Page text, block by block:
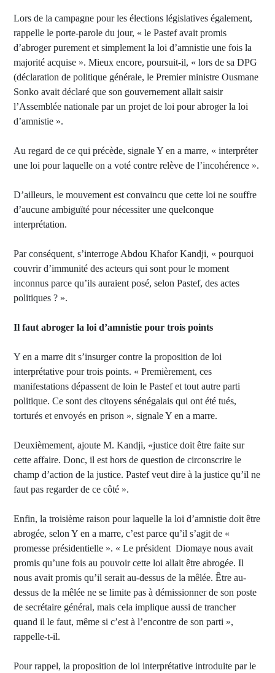
Lors de la campagne pour les élections législatives également,
rappelle le porte-parole du jour, « le Pastef avait promis
d’abroger purement et simplement la loi d’amnistie une fois la
majorité acquise ». Mieux encore, poursuit-il, « lors de sa DPG
(déclaration de politique générale, le Premier ministre Ousmane
Sonko avait déclaré que son gouvernement allait saisir
l’Assemblée nationale par un projet de loi pour abroger la loi
d’amnistie ».
Au regard de ce qui précède, signale Y en a marre, « interpréter
une loi pour laquelle on a voté contre relève de l’incohérence ».
D’ailleurs, le mouvement est convaincu que cette loi ne souffre
d’aucune ambiguïté pour nécessiter une quelconque
interprétation.
Par conséquent, s’interroge Abdou Khafor Kandji, « pourquoi
couvrir d’immunité des acteurs qui sont pour le moment
inconnus parce qu’ils auraient posé, selon Pastef, des actes
politiques ? ».
Il faut abroger la loi d’amnistie pour trois points
Y en a marre dit s’insurger contre la proposition de loi
interprétative pour trois points. « Premièrement, ces
manifestations dépassent de loin le Pastef et tout autre parti
politique. Ce sont des citoyens sénégalais qui ont été tués,
torturés et envoyés en prison », signale Y en a marre.
Deuxièmement, ajoute M. Kandji, «justice doit être faite sur
cette affaire. Donc, il est hors de question de circonscrire le
champ d’action de la justice. Pastef veut dire à la justice qu’il ne
faut pas regarder de ce côté ».
Enfin, la troisième raison pour laquelle la loi d’amnistie doit être
abrogée, selon Y en a marre, c’est parce qu’il s’agit de «
promesse présidentielle ». « Le président Diomaye nous avait
promis qu’une fois au pouvoir cette loi allait être abrogée. Il
nous avait promis qu’il serait au-dessus de la mêlée. Être au-
dessus de la mêlée ne se limite pas à démissionner de son poste
de secrétaire général, mais cela implique aussi de trancher
quand il le faut, même si c’est à l’encontre de son parti »,
rappelle-t-il.
Pour rappel, la proposition de loi interprétative introduite par le